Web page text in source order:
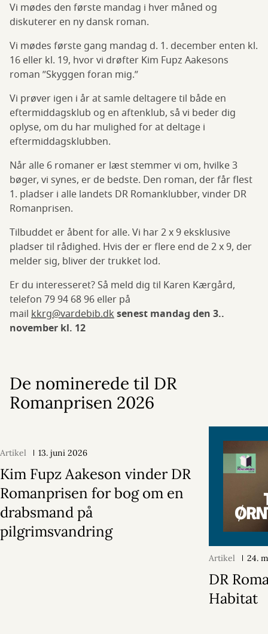
Vi mødes den første mandag i hver måned og
diskuterer en ny dansk roman.
Vi mødes første gang mandag d. 1. december enten kl.
16 eller kl. 19, hvor vi drøfter Kim Fupz Aakesons
roman ”Skyggen foran mig.”
Vi prøver igen i år at samle deltagere til både en
eftermiddagsklub og en aftenklub, så vi beder dig
oplyse, om du har mulighed for at deltage i
eftermiddagsklubben.
Når alle 6 romaner er læst stemmer vi om, hvilke 3
bøger, vi synes, er de bedste. Den roman, der får flest
1. pladser i alle landets DR Romanklubber, vinder DR
Romanprisen.
Tilbuddet er åbent for alle. Vi har 2 x 9 eksklusive
pladser til rådighed. Hvis der er flere end de 2 x 9, der
melder sig, bliver der trukket lod.
Er du interesseret? Så meld dig til Karen Kærgård,
telefon 79 94 68 96 eller på
mail kkrg@vardebib.dksenest mandag den 3..
november kl. 12
De nominerede til DR
Romanprisen 2026
Artikel 13. juni 2026
Kim Fupz Aakeson vinder DR
Romanprisen for bog om en
drabsmand på
pilgrimsvandring
Artikel 24.
DR
Habitat